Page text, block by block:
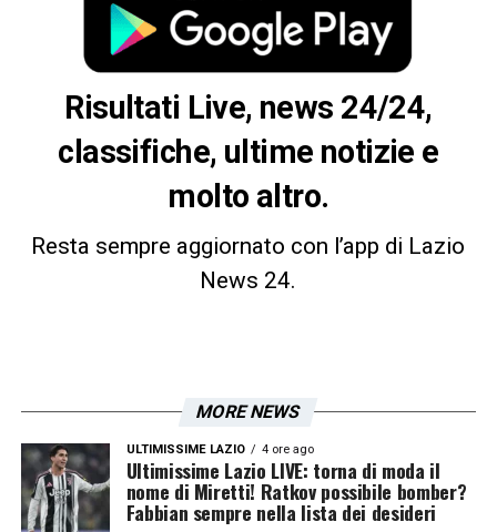
Risultati Live, news 24/24,
classifiche, ultime notizie e
molto altro.
Resta sempre aggiornato con l’app di Lazio
News 24.
MORE NEWS
ULTIMISSIME LAZIO 4 ore ago
Ultimissime Lazio LIVE: torna di moda il
nome di Miretti! Ratkov possibile bomber?
Fabbian sempre nella lista dei desideri